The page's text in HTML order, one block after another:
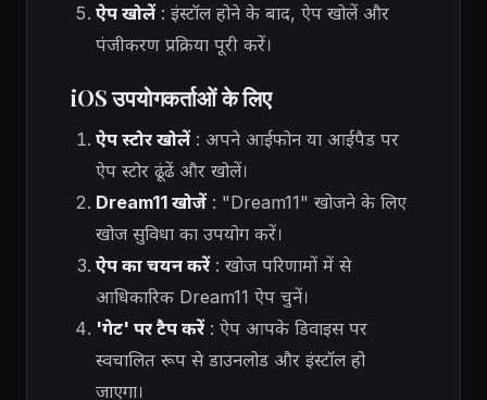
ऐप खोलें: इंस्टॉल होने के बाद, ऐप खोलें और
पंजीकरण प्रक्रिया पूरी करें।
iOS उपयोगकर्ताओं के लिए
ऐप स्टोर खोलें: अपने आईफोन या आईपैड पर
ऐप स्टोर ढूंढें और खोलें।
Dream11 खोजें: "Dream11" खोजने के लिए
खोज सुविधा का उपयोग करें।
ऐप का चयन करें: खोज परिणामों में से
आधिकारिक Dream11 ऐप चुनें।
'गेट' पर टैप करें: ऐप आपके डिवाइस पर
स्वचालित रूप से डाउनलोड और इंस्टॉल हो
जाएगा।